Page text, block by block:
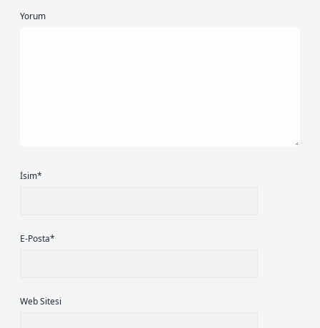
Yorum
İsim*
E-Posta*
Web Sitesi